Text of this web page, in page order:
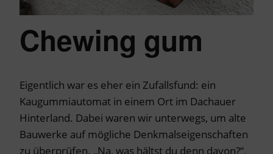
Chewing gum
Eigentlich war es eher ein Zufallsfund: ein
Kaugummiautomat in einem Ort im Dachauer
Hinterland. Dabei waren wir unterwegs, um alte
Bauwerke auf mögliche Denkmalseigenschaften
zu überprüfen. „Na, was hältst du denn davon?“,